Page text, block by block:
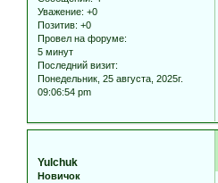
Уважение: +0
Позитив: +0
Провел на форуме:
5 минут
Последний визит:
Понедельник, 25 августа, 2025г.
09:06:54 pm
Yulchuk
Новичок